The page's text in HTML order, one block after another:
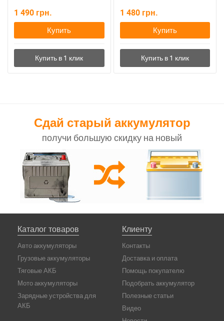
1 490 грн.
Купить
1 480 грн.
Купить
Сдай старый аккумулятор
получи большую скидку на новый
Каталог товаров
Авто аккумуляторы
Грузовые аккумуляторы
Тяговые АКБ
Мото аккумуляторы
Зарядные устройства для
АКБ
Клиенту
Контакты
Доставка и оплата
Помощь покупателю
Подобрать аккумулятор
Полезные статьи
Видео